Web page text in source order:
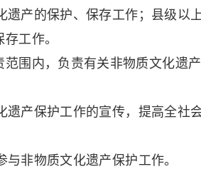
产的保护、保存工作；县级以
工作。
围内，负责有关非物质文化遗产
产保护工作的宣传，提高全社
非物质文化遗产保护工作。